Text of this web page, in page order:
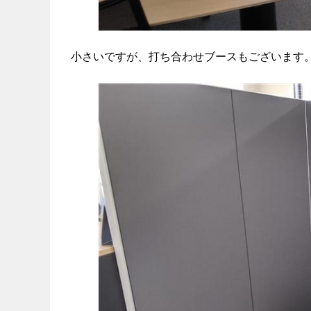
小さいですが、打ち合わせブースもございます